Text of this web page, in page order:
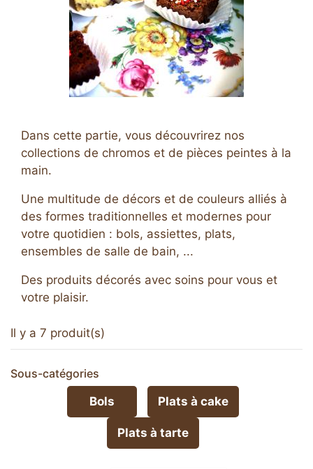
Dans cette partie, vous découvrirez nos
collections de chromos et de pièces peintes à la
main.
Une multitude de décors et de couleurs alliés à
des formes traditionnelles et modernes pour
votre quotidien : bols, assiettes, plats,
ensembles de salle de bain, ...
Des produits décorés avec soins pour vous et
votre plaisir.
Il y a 7 produit(s)
Sous-catégories
Bols
Plats à cake
Plats à tarte